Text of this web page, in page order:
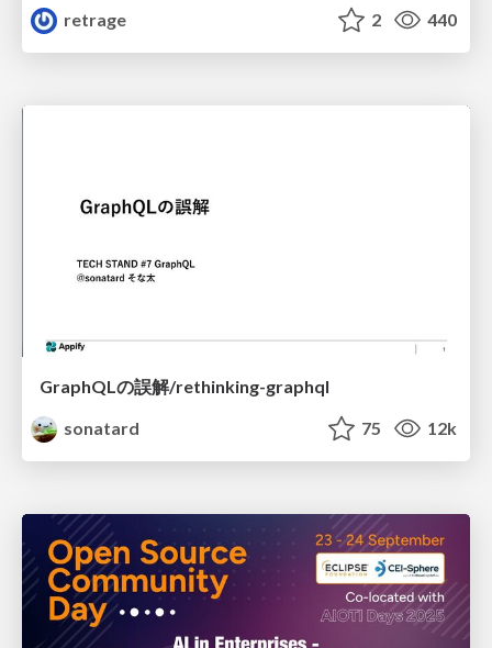
retrage
2 440
GraphQLの誤解/rethinking-graphql
sonatard
75 12k